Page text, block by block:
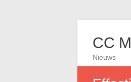
CC
Nieuws